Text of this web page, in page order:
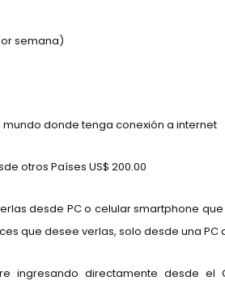
semana)
donde tenga conexión a internet
otros Países US$ 200.00
desde PC o celular smartphone
que desee verlas, solo desde una
ingresando directamente desde